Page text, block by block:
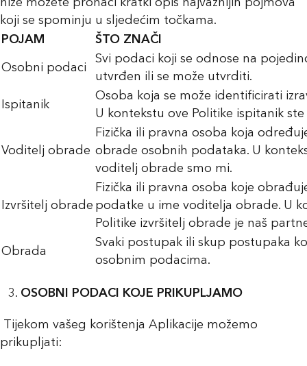
niže možete pronaći kratki opis najvažnijih pojmova
koji se spominju u sljedećim točkama.
POJAM
ŠTO ZNAČI
Osobni podaci
Svi podaci koji se odnose na
utvrđen ili se može utvrditi.
Ispitanik
Osoba koja se može identificirati
U kontekstu ove Politike ispitanik ste
Voditelj obrade
Fizička ili pravna osoba koja
obrade osobnih podataka. U
voditelj obrade smo mi.
Izvršitelj obrade
Fizička ili pravna osoba koje
podatke u ime voditelja obrade. U
Politike izvršitelj obrade je naš
Obrada
Svaki postupak ili skup postupaka
osobnim podacima.
OSOBNI PODACI KOJE PRIKUPLJAMO
Tijekom vašeg korištenja Aplikacije možemo
prikupljati: